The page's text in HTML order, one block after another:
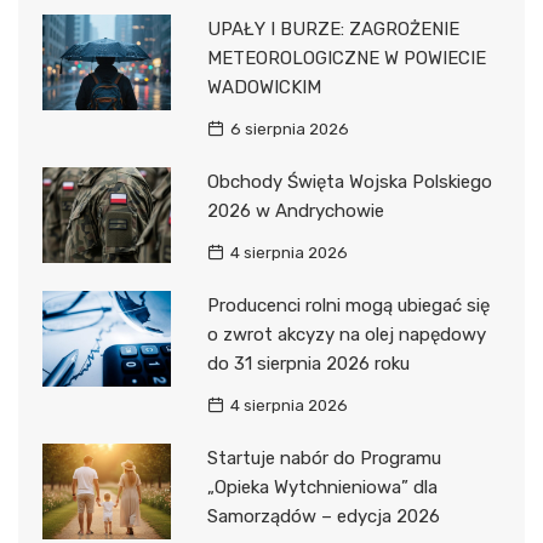
UPAŁY I BURZE: ZAGROŻENIE
METEOROLOGICZNE W POWIECIE
WADOWICKIM
6 sierpnia 2026
Obchody Święta Wojska Polskiego
2026 w Andrychowie
4 sierpnia 2026
Producenci rolni mogą ubiegać się
o zwrot akcyzy na olej napędowy
do 31 sierpnia 2026 roku
4 sierpnia 2026
Startuje nabór do Programu
„Opieka Wytchnieniowa” dla
Samorządów – edycja 2026